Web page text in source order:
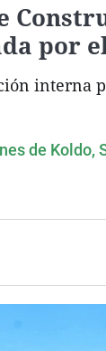
por
interna
de Koldo,